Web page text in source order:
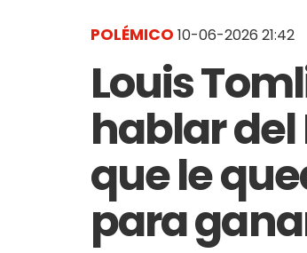
POLÉMICO 10-06-2026 21:42
Louis
hablar del
que le
para